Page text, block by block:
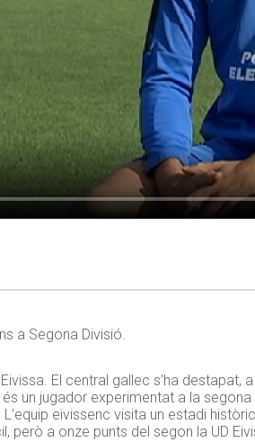
a Segona Divisió.
El central gallec s’ha
un jugador experimentat a la
eivissenc visita un estadi
però a onze punts del segon la UD